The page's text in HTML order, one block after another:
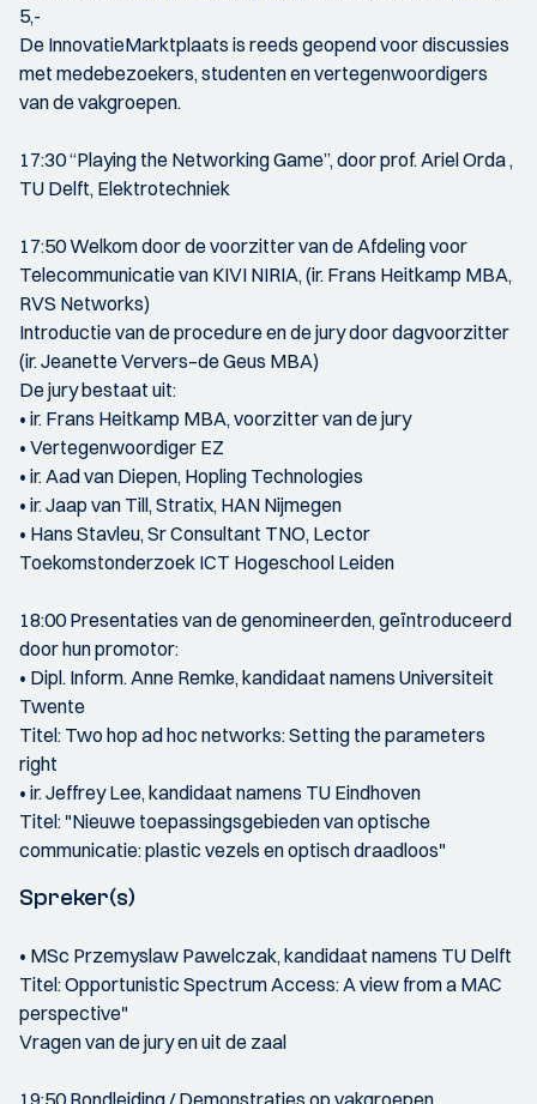
5,-
De InnovatieMarktplaats is reeds geopend voor discussies
met medebezoekers, studenten en vertegenwoordigers
van de vakgroepen.
17:30 “Playing the Networking Game”, door prof. Ariel Orda ,
TU Delft, Elektrotechniek
17:50 Welkom door de voorzitter van de Afdeling voor
Telecommunicatie van KIVI NIRIA, (ir. Frans Heitkamp MBA,
RVS Networks)
Introductie van de procedure en de jury door dagvoorzitter
(ir. Jeanette Ververs–de Geus MBA)
De jury bestaat uit:
• ir. Frans Heitkamp MBA, voorzitter van de jury
• Vertegenwoordiger EZ
• ir. Aad van Diepen, Hopling Technologies
• ir. Jaap van Till, Stratix, HAN Nijmegen
• Hans Stavleu, Sr Consultant TNO, Lector
Toekomstonderzoek ICT Hogeschool Leiden
18:00 Presentaties van de genomineerden, geïntroduceerd
door hun promotor:
• Dipl. Inform. Anne Remke, kandidaat namens Universiteit
Twente
Titel: Two hop ad hoc networks: Setting the parameters
right
• ir. Jeffrey Lee, kandidaat namens TU Eindhoven
Titel: "Nieuwe toepassingsgebieden van optische
communicatie: plastic vezels en optisch draadloos"
Spreker(s)
• MSc Przemyslaw Pawelczak, kandidaat namens TU Delft
Titel: Opportunistic Spectrum Access: A view from a MAC
perspective"
Vragen van de jury en uit de zaal
19:50 Rondleiding / Demonstraties op vakgroepen